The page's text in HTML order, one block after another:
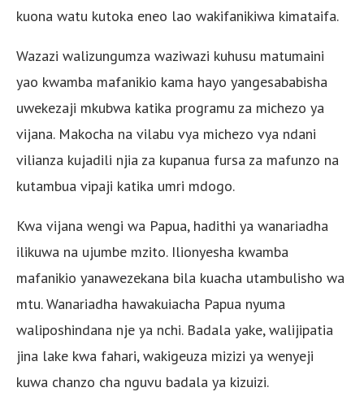
kuona watu kutoka eneo lao wakifanikiwa kimataifa.
Wazazi walizungumza waziwazi kuhusu matumaini
yao kwamba mafanikio kama hayo yangesababisha
uwekezaji mkubwa katika programu za michezo ya
vijana. Makocha na vilabu vya michezo vya ndani
vilianza kujadili njia za kupanua fursa za mafunzo na
kutambua vipaji katika umri mdogo.
Kwa vijana wengi wa Papua, hadithi ya wanariadha
ilikuwa na ujumbe mzito. Ilionyesha kwamba
mafanikio yanawezekana bila kuacha utambulisho wa
mtu. Wanariadha hawakuiacha Papua nyuma
waliposhindana nje ya nchi. Badala yake, walijipatia
jina lake kwa fahari, wakigeuza mizizi ya wenyeji
kuwa chanzo cha nguvu badala ya kizuizi.